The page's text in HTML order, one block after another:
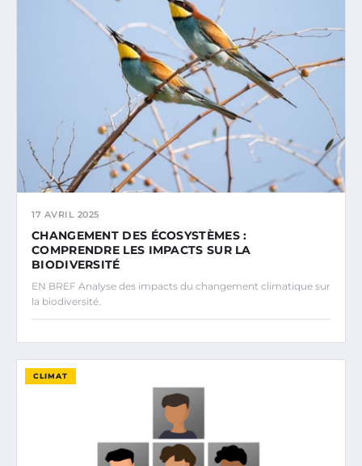
17 AVRIL 2025
CHANGEMENT DES ÉCOSYSTÈMES :
COMPRENDRE LES IMPACTS SUR LA
BIODIVERSITÉ
EN BREF Analyse des impacts du changement climatique sur
la biodiversité.
CLIMAT